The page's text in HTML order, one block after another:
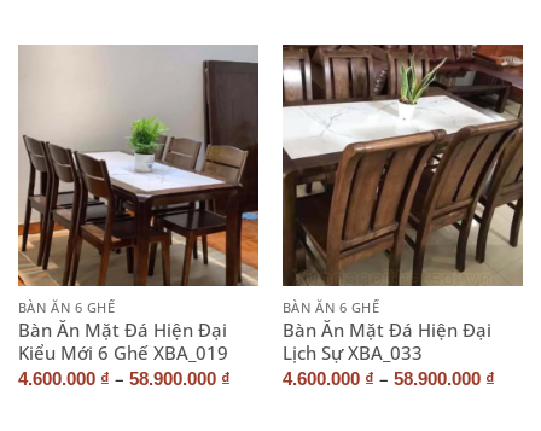
BÀN ĂN 6 GHẾ
Bàn Ăn Mặt Đá Hiện Đại
Kiểu Mới 6 Ghế XBA_019
4.600.000 ₫ – 58.900.000 ₫
BÀN ĂN 6 GHẾ
Bàn Ăn Mặt Đá Hiện Đại
Lịch Sự XBA_033
4.600.000 ₫ – 58.900.000 ₫